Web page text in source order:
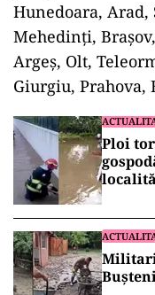
Hunedoara, Arad,
Mehedinți,
Argeș, Olt,
Giurgiu, Prahova,
Ploi